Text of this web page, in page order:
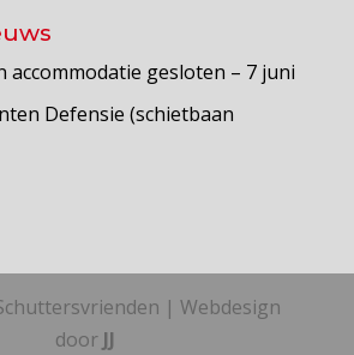
accommodatie gesloten – 7 juni
Defensie (schietbaan
| Webdesign
door JJ